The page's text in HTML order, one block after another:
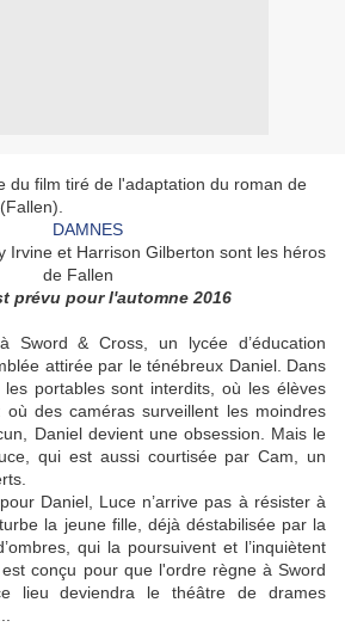
du film tiré de l'adaptation du roman de
Irvine et Harrison Gilberton sont les héros
de Fallen
prévu pour l'automne 2016
Sword & Cross, un lycée d’éducation
attirée par le ténébreux Daniel. Dans
portables sont interdits, où les élèves
des caméras surveillent les moindres
Daniel devient une obsession. Mais le
qui est aussi courtisée par Cam, un
Daniel, Luce n’arrive pas à résister à
la jeune fille, déjà déstabilisée par la
qui la poursuivent et l’inquiètent
est conçu pour que l'ordre règne à Sword
lieu deviendra le théâtre de drames